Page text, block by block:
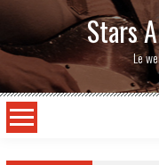
Stars
Le